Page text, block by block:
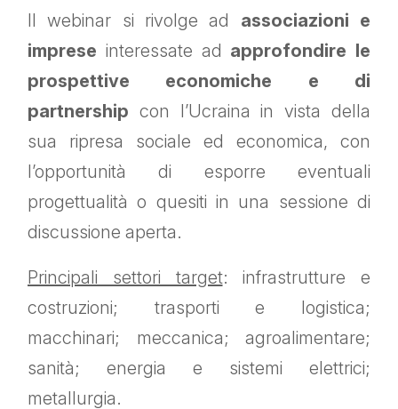
Il webinar si rivolge ad associazioni e
imprese interessate ad approfondire le
prospettive economiche e di
partnership con l’Ucraina in vista della
sua ripresa sociale ed economica, con
l’opportunità di esporre eventuali
progettualità o quesiti in una sessione di
discussione aperta.
Principali settori target: infrastrutture e
costruzioni; trasporti e logistica;
macchinari; meccanica; agroalimentare;
sanità; energia e sistemi elettrici;
metallurgia.